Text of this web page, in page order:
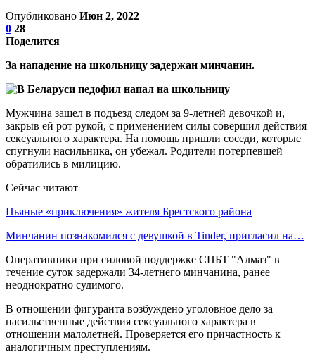
Опубликовано Июн 2, 2022
0 28
Поделится
За нападение на школьницу задержан минчанин.
Мужчина зашел в подъезд следом за 9-летней девочкой и,
закрыв ей рот рукой, с применением силы совершил действия
сексуального характера. На помощь пришли соседи, которые
спугнули насильника, он убежал. Родители потерпевшей
обратились в милицию.
Сейчас читают
Пьяные «приключения» жителя Брестского района
Минчанин познакомился с девушкой в Tinder, пригласил на…
Оперативники при силовой поддержке СПБТ "Алмаз" в
течение суток задержали 34-летнего минчанина, ранее
неоднократно судимого.
В отношении фигуранта возбуждено уголовное дело за
насильственные действия сексуального характера в
отношении малолетней. Проверяется его причастность к
аналогичным преступлениям.